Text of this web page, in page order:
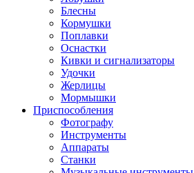
Блесны
Кормушки
Поплавки
Оснастки
Кивки и сигнализаторы
Удочки
Жерлицы
Мормышки
Приспособления
Фотографу
Инструменты
Аппараты
Станки